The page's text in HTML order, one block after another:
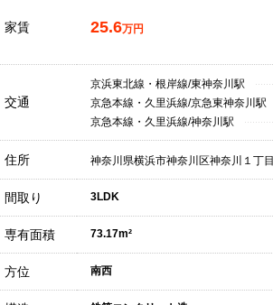
家賃 25.6万円
交通
京浜東北線・根岸線/東神奈川駅
京急本線・久里浜線/京急東神奈川駅
京急本線・久里浜線/神奈川駅
住所 神奈川県横浜市神奈川区神奈川１丁目
間取り 3LDK
専有面積 73.17m²
方位 南西